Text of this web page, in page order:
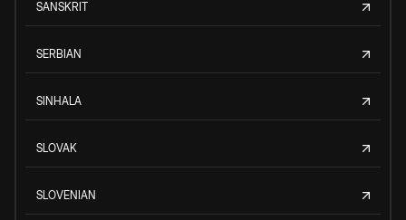
SANSKRIT
SERBIAN
SINHALA
SLOVAK
SLOVENIAN